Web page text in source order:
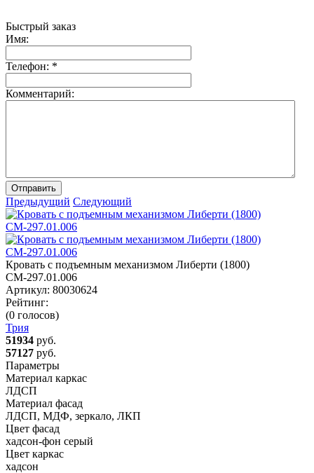
Быстрый заказ
Имя:
Телефон: *
Комментарий:
Отправить
Предыдущий Следующий
Кровать с подъемным механизмом Либерти (1800)
СМ-297.01.006
Артикул: 80030624
Рейтинг:
(0 голосов)
Трия
51934 руб.
57127 руб.
Параметры
Материал каркас
ЛДСП
Материал фасад
ЛДСП, МДФ, зеркало, ЛКП
Цвет фасад
хадсон-фон серый
Цвет каркас
хадсон